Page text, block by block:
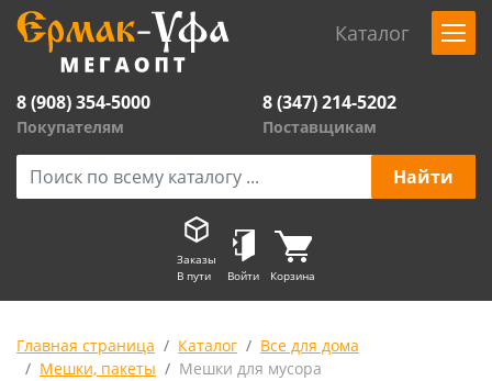
Каталог
8 (908) 354-5000
Покупателям
8 (347) 214-5202
Поставщикам
Заказы
В пути
Войти Корзина
Главная страница Каталог
Все для дома
Мешки, пакеты
Мешки для мусора